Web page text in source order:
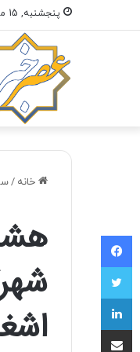
پنجشنبه, 15 مرداد 1405
خانه /